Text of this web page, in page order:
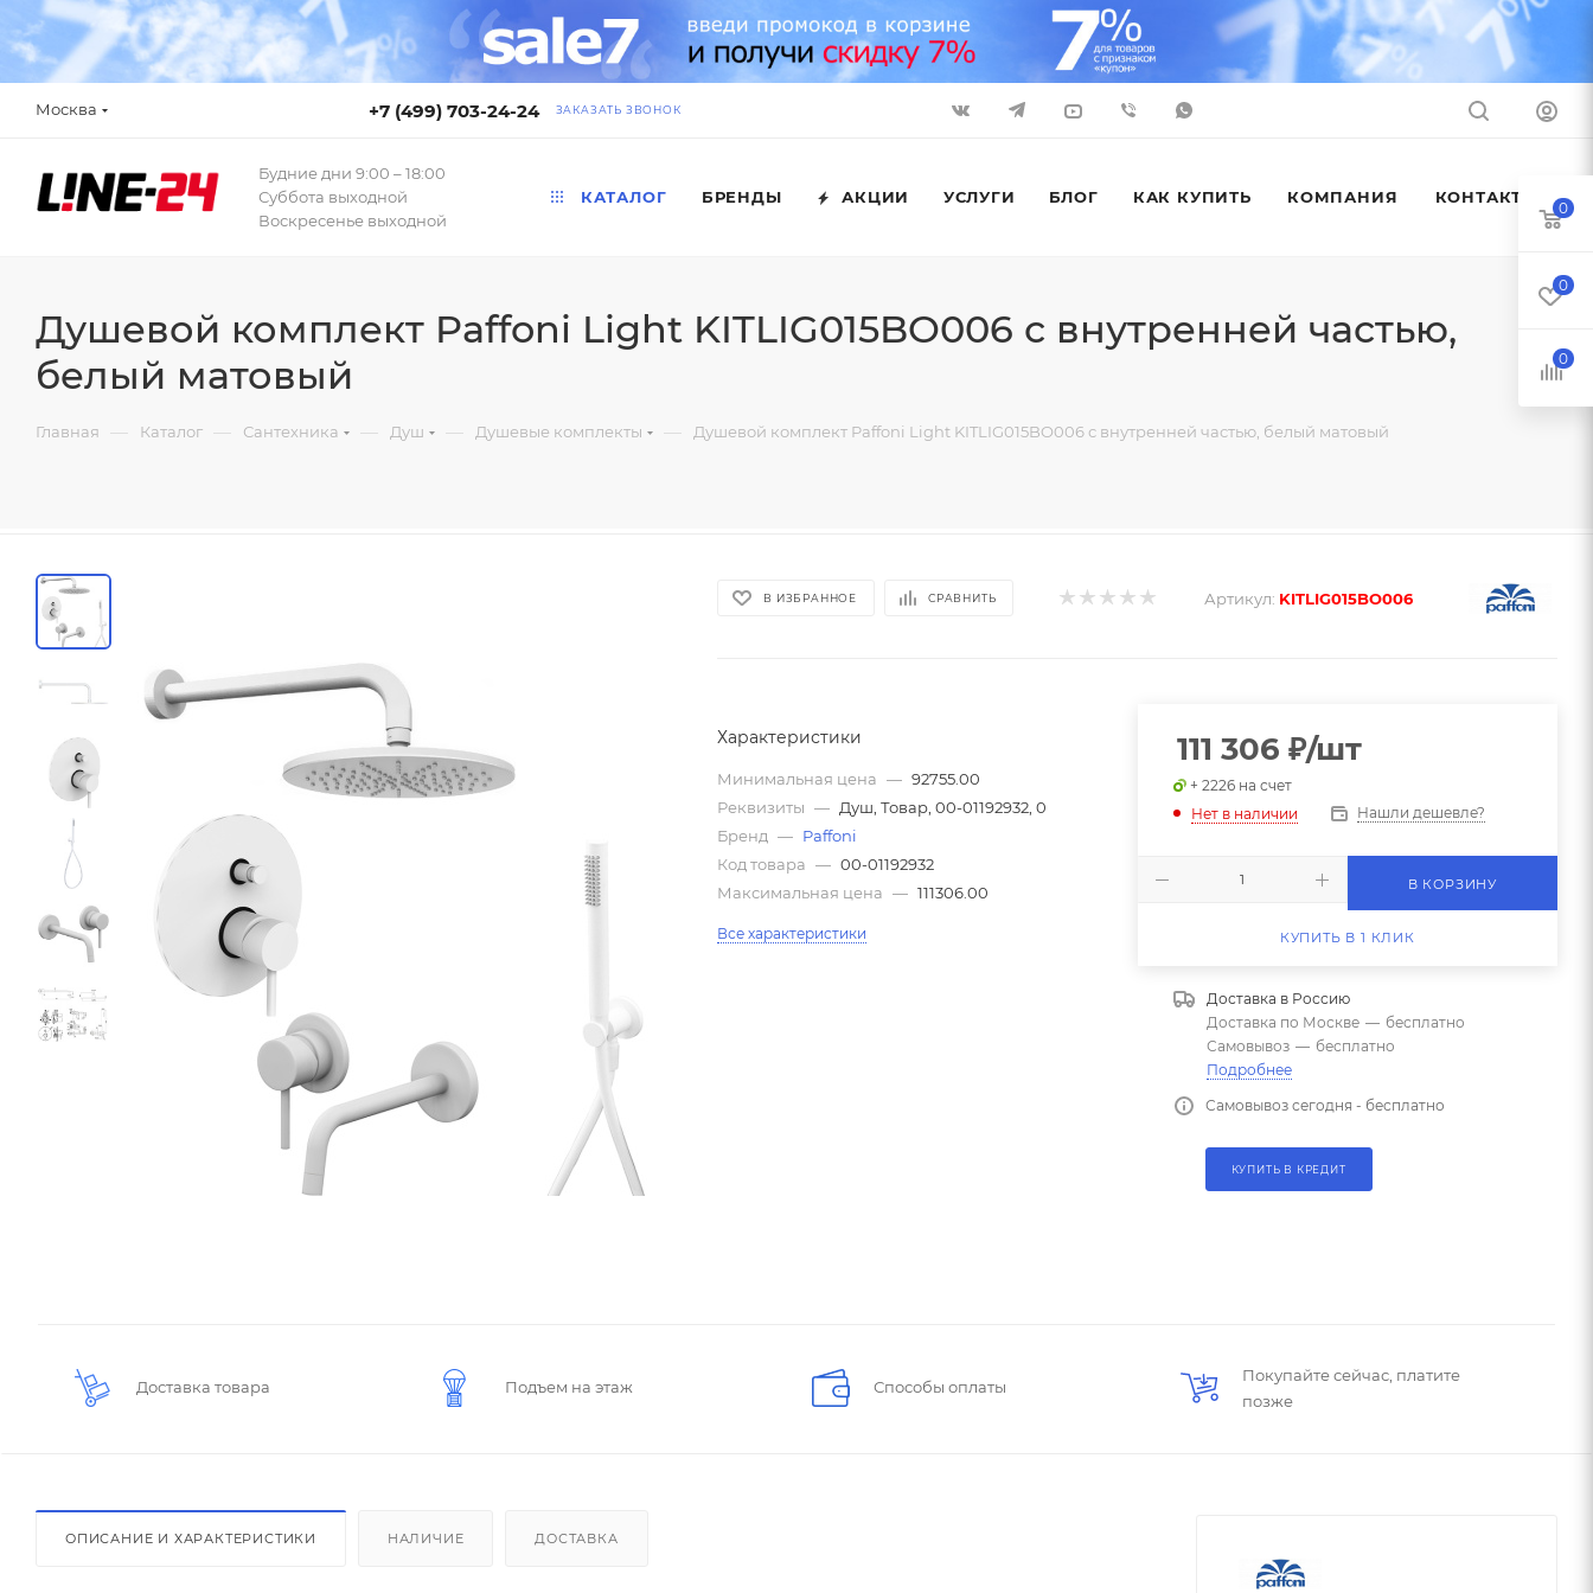
Москва +7 (499) 703-24-24 ЗАКАЗАТЬ ЗВОНОК
Будние дни 9:00 – 18:00
Суббота выходной
Воскресенье выходной
КАТАЛОГ БРЕНДЫ АКЦИИ УСЛУГИ БЛОГ КАК КУПИТЬ КОМПАНИЯ КОНТАКТЫ
Душевой комплект Paffoni Light KITLIG015BO006 с внутренней частью,
белый матовый
Главная — Каталог — Сантехника — Душ — Душевые комплекты — Душевой комплект Paffoni Light KITLIG015BO006 с внутренней частью, белый матовый
В ИЗБРАННОЕ СРАВНИТЬ Артикул: KITLIG015BO006
Характеристики
Минимальная цена — 92755.00
Реквизиты — Душ, Товар, 00-01192932, 0
Бренд — Paffoni
Код товара — 00-01192932
Максимальная цена — 111306.00
Все характеристики
111 306 ₽/шт
+ 2226 на счет
Нет в наличии
Нашли дешевле?
В КОРЗИНУ
КУПИТЬ В 1 КЛИК
Доставка в Россию
Доставка по Москве — бесплатно
Самовывоз — бесплатно
Подробнее
Самовывоз сегодня - бесплатно
КУПИТЬ В КРЕДИТ
Доставка товара Подъем на этаж Способы оплаты
Покупайте сейчас, платите
позже
ОПИСАНИЕ И ХАРАКТЕРИСТИКИ НАЛИЧИЕ ДОСТАВКА
0
0
0